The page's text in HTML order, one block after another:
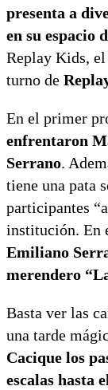
presenta a
en su espacio
Replay Kids, el
turno de
En el primer
enfrentaron
Serrano.
tiene una pata
participantes
institución. En
Emiliano
merendero
Basta ver las
una tarde
Cacique los
escalas hasta